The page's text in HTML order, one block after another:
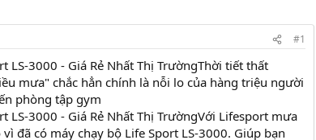
#1
Thời tiết thất
mưa" chắc hẳn chính là nỗi lo của hàng triệu người
phòng tập gym
Với Lifesport mưa
đã có máy chạy bộ Life Sport LS-3000. Giúp bạn